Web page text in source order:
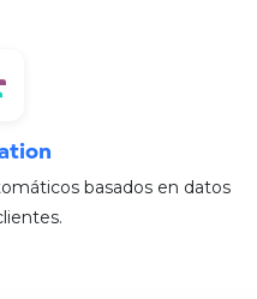
basados en datos